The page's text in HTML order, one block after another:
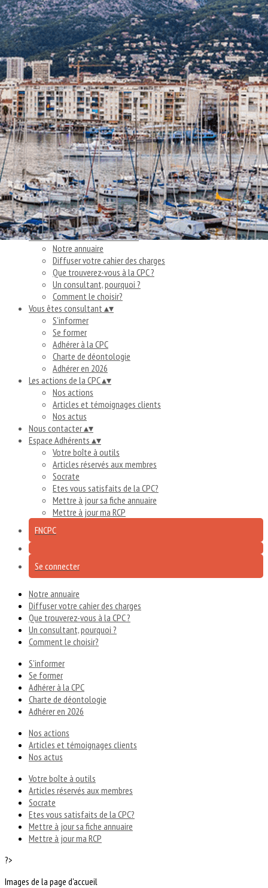
Exporter les lignes sélectionnées
Exporter toutes les colonnes
Exporter uniquement les colonnes affichées
Menu
<
>
Nos actions
Articles et témoignages clients
Nos actus
Ajoutez un logo, un bouton, des réseaux sociaux
Cliquez pour éditer
Accueil▴▾
Vous cherchez un consultant▴▾
Notre annuaire
Diffuser votre cahier des charges
Que trouverez-vous à la CPC ?
Un consultant, pourquoi ?
Comment le choisir?
Vous êtes consultant ▴▾
S'informer
Se former
Adhérer à la CPC
Charte de déontologie
Adhérer en 2026
Les actions de la CPC▴▾
Nos actions
Articles et témoignages clients
Nos actus
Nous contacter▴▾
Espace Adhérents ▴▾
Votre boîte à outils
Articles réservés aux membres
Socrate
Etes vous satisfaits de la CPC?
Mettre à jour sa fiche annuaire
Mettre à jour ma RCP
FNCPC
Se connecter
Notre annuaire
Diffuser votre cahier des charges
Que trouverez-vous à la CPC ?
Un consultant, pourquoi ?
Comment le choisir?
S'informer
Se former
Adhérer à la CPC
Charte de déontologie
Adhérer en 2026
Nos actions
Articles et témoignages clients
Nos actus
Votre boîte à outils
Articles réservés aux membres
Socrate
Etes vous satisfaits de la CPC?
Mettre à jour sa fiche annuaire
Mettre à jour ma RCP
?>
Images de la page d'accueil